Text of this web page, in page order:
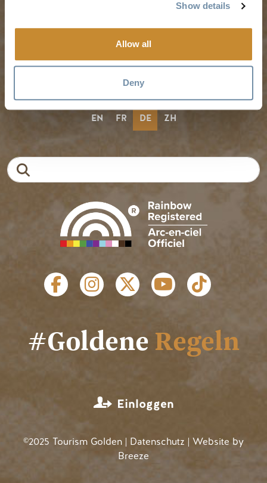
Show details
Allow all
Deny
Stellenangebote
Tourism Golden liegt auf dem unangetasteten Land der
Secwépemc und Ktunaxa und ist die Wahlheimat des
Métis-Volkes von B.C.
EN FR DE ZH
SOZIALE LINKS
#Goldene Regeln
MENÜ BENUTZERKONTO
Einloggen
©2025 Tourism Golden | Datenschutz | Website by
Breeze